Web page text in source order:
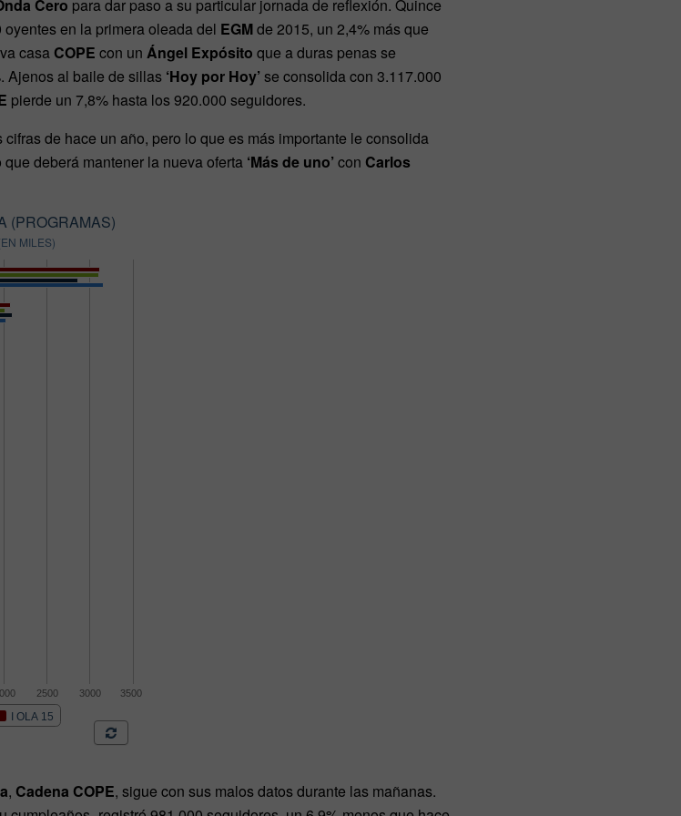
Cero para dar paso a su particular jornada de reflexión. Quince
en la primera oleada del EGMde 2015, un 2,4% más que
casa COPE con un Ángel Expósito que a duras penas se
Ajenos al baile de sillas ‘Hoy por Hoy’ se consolida con 3.117.000
pierde un 7,8% hasta los 920.000 seguidores.
de hace un año, pero lo que es más importante le consolida
deberá mantener la nueva oferta ‘Más de uno’ con Carlos
, Cadena COPE, sigue con sus malos datos durante las mañanas.